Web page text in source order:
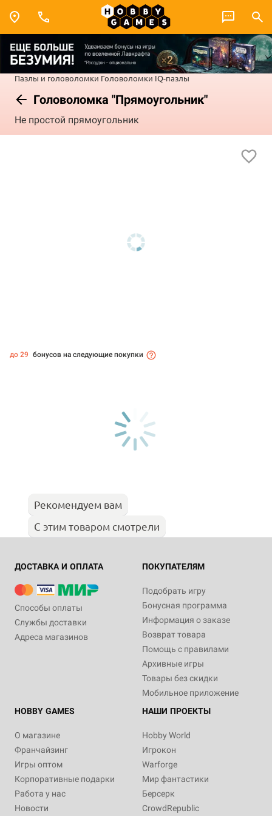
Пазлы и головоломки Головоломки IQ-пазлы
Головоломка "Прямоугольник"
Не простой прямоугольник
до 29 бонусов на следующие покупки
Рекомендуем вам
С этим товаром смотрели
ДОСТАВКА И ОПЛАТА
Способы оплаты
Службы доставки
Адреса магазинов
ПОКУПАТЕЛЯМ
Подобрать игру
Бонусная программа
Информация о заказе
Возврат товара
Помощь с правилами
Архивные игры
Товары без скидки
Мобильное приложение
HOBBY GAMES
О магазине
Франчайзинг
Игры оптом
Корпоративные подарки
Работа у нас
Новости
НАШИ ПРОЕКТЫ
Hobby World
Игрокон
Warforge
Мир фантастики
Берсерк
CrowdRepublic